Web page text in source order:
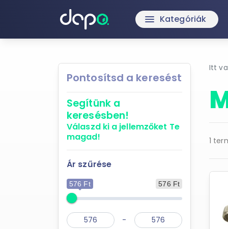
menu Kategóriák
Pontosítsd a keresést
Segítünk a
keresésben!
Válaszd ki a jellemzőket Te
magad!
Ár szűrése
576 Ft
576 Ft
-
Itt
1